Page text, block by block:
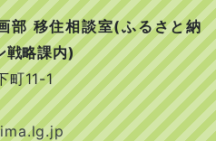
部 移住相談室(ふるさと納
戦略課内)
町11-1